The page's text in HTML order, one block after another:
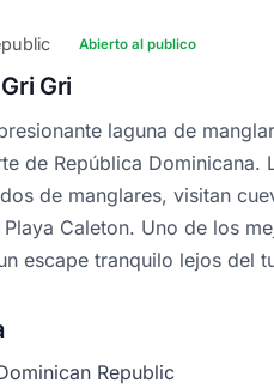
Abierto al publico
Gri
laguna de
de República
de manglares, visitan
Caleton. Uno de los
escape tranquilo lejos del
Republic